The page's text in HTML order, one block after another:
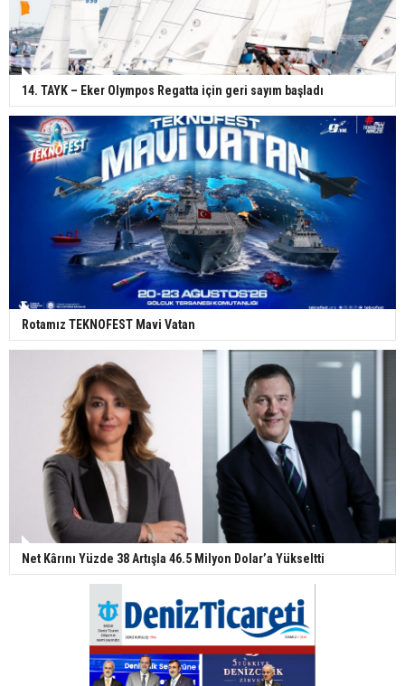
14. TAYK – Eker Olympos Regatta için geri sayım başladı
Rotamız TEKNOFEST Mavi Vatan
Net Kârını Yüzde 38 Artışla 46.5 Milyon Dolar’a Yükseltti